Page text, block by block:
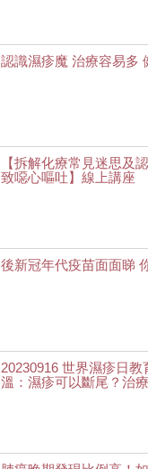
認識濕疹魔 治療容易多
【拆解化療常見迷思及
致噁心嘔吐】線上講座
後新冠年代疫苗面面睇
20230916 世界濕疹日
溫：濕疹可以斷尾？治